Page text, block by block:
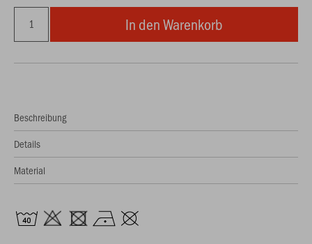
In den Warenkorb
Beschreibung
Details
Material